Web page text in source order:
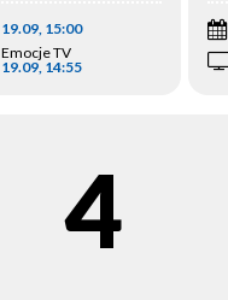
19.09, 15:00
Emocje TV
19.09, 14:55
4